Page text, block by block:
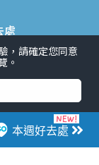
本週好去處
處
好去處 社會
熱話
時搶
著數 #網絡熱話
，請確定您同意
。